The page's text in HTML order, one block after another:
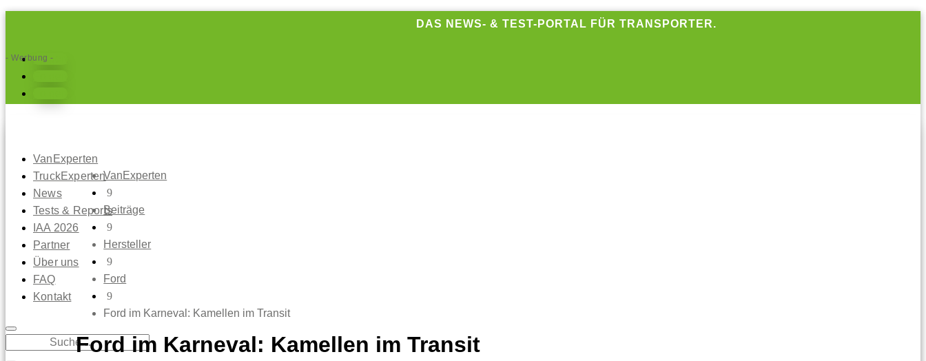
DAS NEWS- & TEST-PORTAL FÜR TRANSPORTER.
Folgen
VanExperten
TruckExperten
News
Tests & Reports
IAA 2026
Partner
Über uns
FAQ
Kontakt
- Werbung -
VanExperten
9
Beiträge
9
Hersteller
9
Ford
9
Ford im Karneval: Kamellen im Transit
Ford im Karneval: Kamellen im Transit